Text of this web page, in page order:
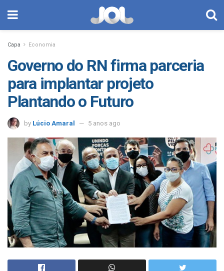
Capa Economia
Governo do RN firma parceria
para implantar projeto
Plantando o Futuro
by Lúcio Amaral 5 anos ago